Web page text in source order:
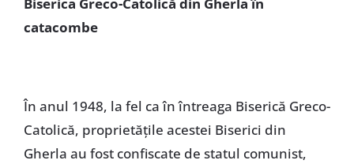
Biserica Greco-Catolică din Gherla în
catacombe
În anul 1948, la fel ca în întreaga Biserică Greco-
Catolică, proprietățile acestei Biserici din
Gherla au fost confiscate de statul comunist,